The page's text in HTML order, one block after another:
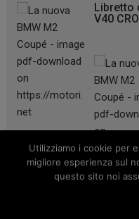
Libretto
V40
Utilizziamo i cookie per
migliore esperienza sul
questo sito noi